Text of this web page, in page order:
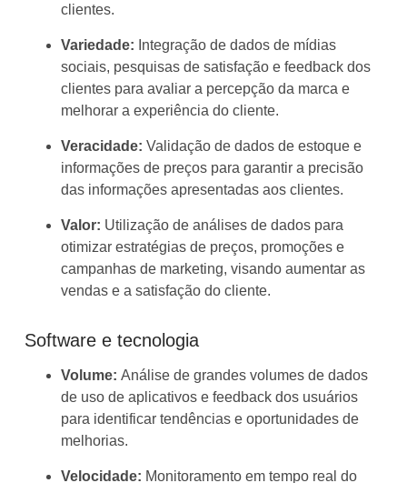
clientes.
Variedade: Integração de dados de mídias
sociais, pesquisas de satisfação e feedback dos
clientes para avaliar a percepção da marca e
melhorar a experiência do cliente.
Veracidade: Validação de dados de estoque e
informações de preços para garantir a precisão
das informações apresentadas aos clientes.
Valor: Utilização de análises de dados para
otimizar estratégias de preços, promoções e
campanhas de marketing, visando aumentar as
vendas e a satisfação do cliente.
Software e tecnologia
Volume: Análise de grandes volumes de dados
de uso de aplicativos e feedback dos usuários
para identificar tendências e oportunidades de
melhorias.
Velocidade: Monitoramento em tempo real do